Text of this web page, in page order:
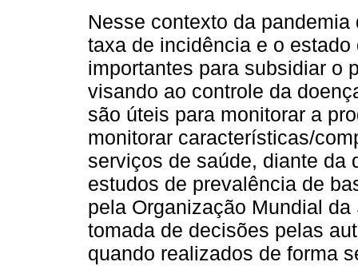
Nesse contexto da
taxa de incidência e o
importantes para subsidiar o
visando ao controle da
são úteis para monitorar a
monitorar características/
serviços de saúde, diante da
estudos de prevalência de
pela Organização Mundial
tomada de decisões pelas
quando realizados de forma